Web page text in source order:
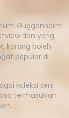
Guggenheim
dan yang
korang boleh
popular di
koleksi seni
termasuklah